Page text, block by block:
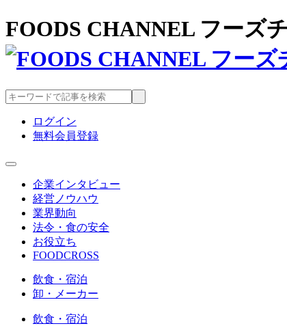
FOODS CHANNEL フーズ
ログイン
無料会員登録
企業インタビュー
経営ノウハウ
業界動向
法令・食の安全
お役立ち
FOODCROSS
飲食・宿泊
卸・メーカー
飲食・宿泊